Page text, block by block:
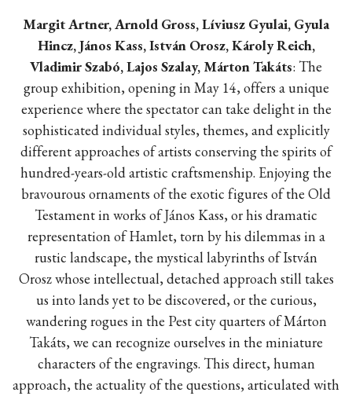
Margit Artner, Arnold Gross, Líviusz Gyulai, Gyula
Hincz, János Kass, István Orosz, Károly Reich,
Vladimir Szabó, Lajos Szalay, Márton Takáts: The
group exhibition, opening in May 14, offers a unique
experience where the spectator can take delight in the
sophisticated individual styles, themes, and explicitly
different approaches of artists conserving the spirits of
hundred-years-old artistic craftsmenship. Enjoying the
bravourous ornaments of the exotic figures of the Old
Testament in works of János Kass, or his dramatic
representation of Hamlet, torn by his dilemmas in a
rustic landscape, the mystical labyrinths of István
Oroszwhose intellectual, detached approach still takes
us into lands yet to be discovered, or the curious,
wandering rogues in the Pest city quarters ofMárton
Takáts, we can recognize ourselves in the miniature
characters of the engravings. This direct, human
approach, the actuality of the questions, articulated with